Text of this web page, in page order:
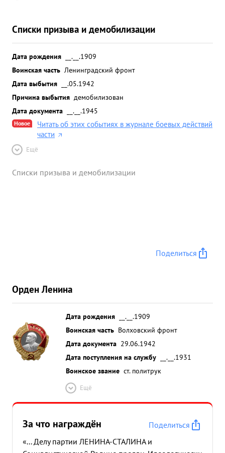
Списки призыва и демобилизации
Дата рождения
__.__.1909
Воинская часть Ленинградский фронт
Дата выбытия
__.05.1942
Причина выбытия демобилизован
Дата документа
__.__.1945
Новое
Читать об этих событиях в журнале боевых действий
части
Ещё
Списки призыва и демобилизации
Поделиться
Орден Ленина
Дата рождения
__.__.1909
Воинская часть Волховский фронт
Дата документа 29.06.1942
Дата поступления на службу
__.__.1931
Воинское звание ст. политрук
Ещё
За что награждён
Поделиться
«... Делу партии ЛЕНИНА-СТАЛИНА и